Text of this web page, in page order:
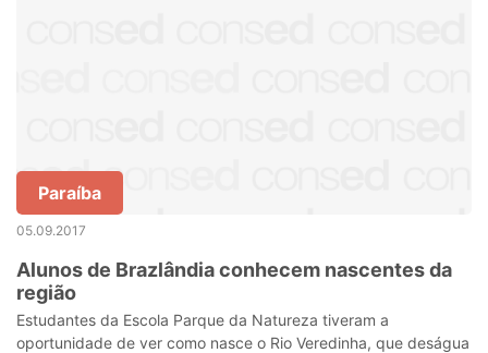
Paraíba
05.09.2017
Alunos de Brazlândia conhecem nascentes da
região
Estudantes da Escola Parque da Natureza tiveram a
oportunidade de ver como nasce o Rio Veredinha, que deságua